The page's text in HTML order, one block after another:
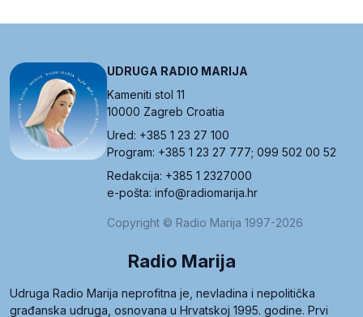
UDRUGA RADIO MARIJA
Kameniti stol 11
10000 Zagreb Croatia
Ured: +385 1 23 27 100
Program: +385 1 23 27 777; 099 502 00 52
Redakcija: +385 1 2327000
e-pošta: info@radiomarija.hr
Copyright © Radio Marija 1997-2026
Radio Marija
Udruga Radio Marija neprofitna je, nevladina i nepolitička
građanska udruga, osnovana u Hrvatskoj 1995. godine. Prvi